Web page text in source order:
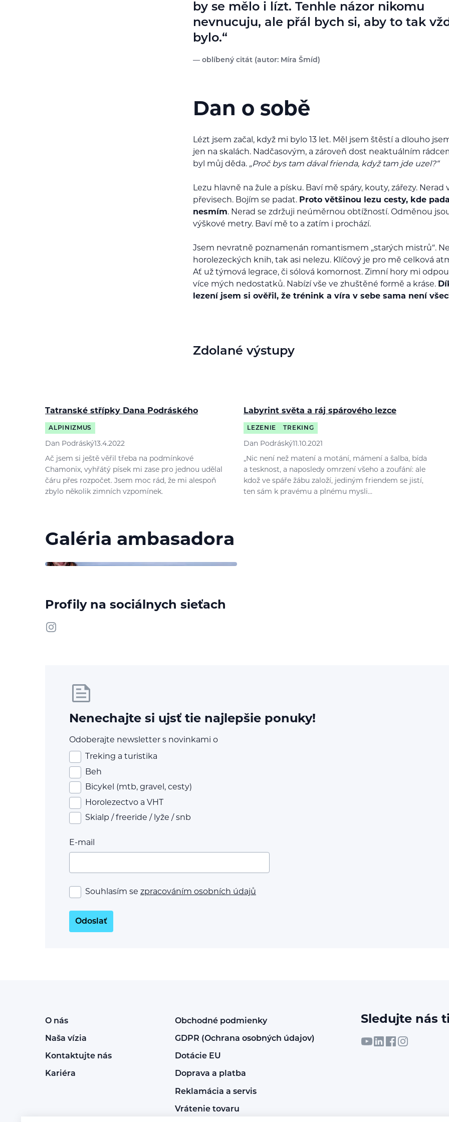
by se mělo i lízt. Tenhle názor nikomu
nevnucuju, ale přál bych si, aby to tak
bylo.
oblíbený citát (autor: Míra Šmíd)
Dan o sobě
Lézt jsem začal, když mi bylo 13 let. Měl jsem štěstí a dlouho
jen na skalách. Nadčasovým, a zároveň dost neaktuálním
byl můj děda. „Proč bys tam dával frienda, když tam jde uzel?“
Lezu hlavně na žule a písku. Baví mě spáry, kouty, zářezy. Nerad
převisech. Bojím se padat. Proto většinou lezu cesty, kde
nesmím. Nerad se zdržuji neúměrnou obtížností. Odměnou
výškové metry. Baví mě to a zatím i prochází.
Jsem nevratně poznamenán romantismem „starých mistrů“.
horolezeckých knih, tak asi nelezu. Klíčový je pro mě celková
Ať už týmová legrace, či sólová komornost. Zimní hory mi
více mých nedostatků. Nabízí vše ve zhuštěné formě a kráse.
lezení jsem si ověřil, že trénink a víra v sebe sama není
Zdolané výstupy
Tatranské střípky Dana Podráského
ALPINIZMUS
Dan Podráský13.4.2022
Ač jsem si ještě věřil třeba na podmínkové
Chamonix, vyhřátý písek mi zase pro jednou udělal
čáru přes rozpočet. Jsem moc rád, že mi alespoň
zbylo několik zimních vzpomínek.
Labyrint světa a ráj spárového lezce
LEZENIE TREKING
Dan Podráský11.10.2021
„Nic není než matení a motání, mámení a šalba, bída
a tesknost, a naposledy omrzení všeho a zoufání: ale
kdož ve spáře žábu založí, jediným friendem se jistí,
ten sám k pravému a plnému mysli…
Galéria ambasadora
Profily na sociálnych sieťach
Nenechajte si ujsť tie najlepšie ponuky!
Odoberajte newsletter s novinkami o
Treking a turistika
Beh
Bicykel (mtb, gravel, cesty)
Horolezectvo a VHT
Skialp / freeride / lyže / snb
E-mail
Souhlasím se zpracováním osobních údajů
Odoslať
O nás
Naša vízia
Kontaktujte nás
Kariéra
Obchodné podmienky
GDPR (Ochrana osobných údajov)
Dotácie EU
Doprava a platba
Reklamácia a servis
Vrátenie tovaru
Sledujte nás